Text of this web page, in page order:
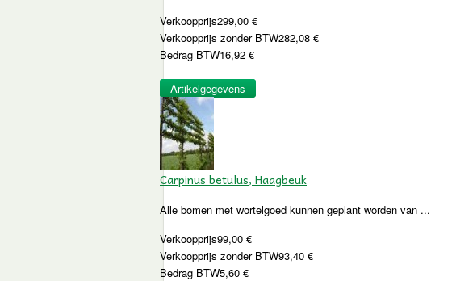
Verkoopprijs299,00 €
Verkoopprijs zonder BTW282,08 €
Bedrag BTW16,92 €
Artikelgegevens
Carpinus betulus, Haagbeuk
Alle bomen met wortelgoed kunnen geplant worden van ...
Verkoopprijs99,00 €
Verkoopprijs zonder BTW93,40 €
Bedrag BTW5,60 €